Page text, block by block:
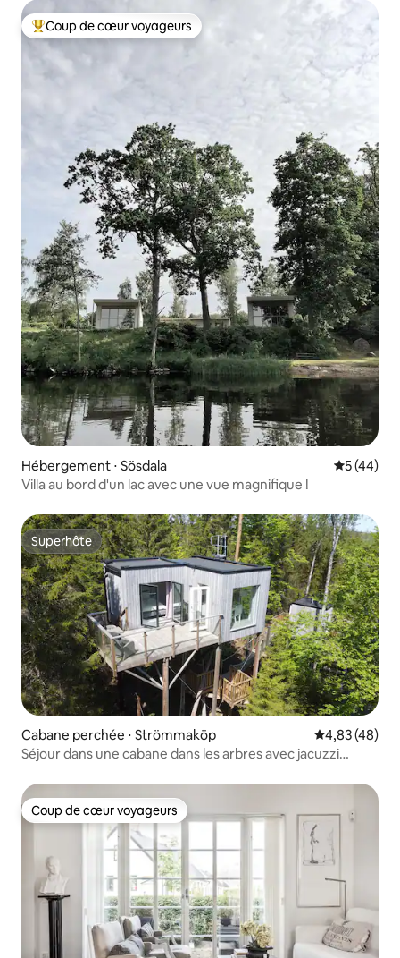
Coups de cœur voyageurs les plus appréciés
Coup de cœur voyageurs
Hébergement ⋅ Sösdala
5 (44)
Villa au bord d'un lac avec une vue magnifique !
Superhôte
Superhôte
Cabane perchée ⋅ Strömmaköp Évaluation
4,83 (48)
Séjour dans une cabane dans les arbres avec jacuzzi
Coup de cœur voyageurs
Coup de cœur voyageurs